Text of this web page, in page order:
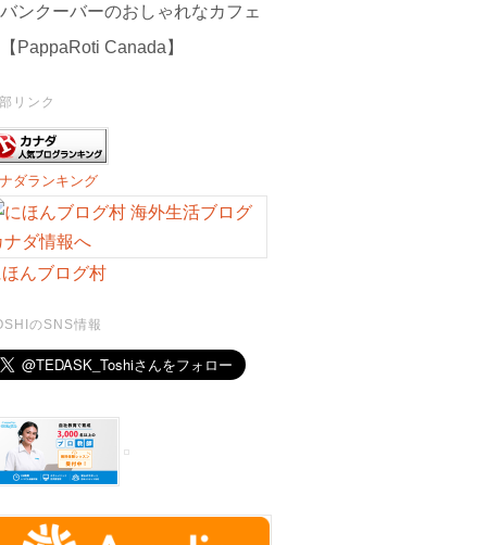
バンクーバーのおしゃれなカフェ
【PappaRoti Canada】
リンク
ダランキング
んブログ村
のSNS情報